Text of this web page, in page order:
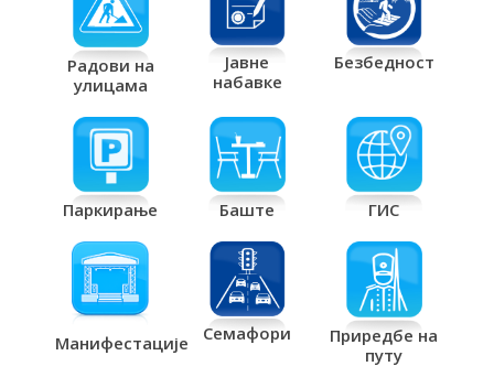
Радови на
улицама
Јавне
набавке
Безбедност
Паркирање Баште ГИС
Манифестације Семафори
Приредбе на
путу